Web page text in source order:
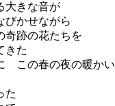
大きな音が
かせながら
跡の花たちを
きた
この春の夜の暖か
た